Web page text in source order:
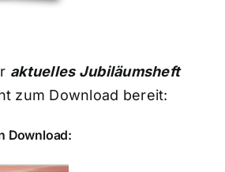
aktuelles Jubiläumsheft
zum Download bereit:
Download: